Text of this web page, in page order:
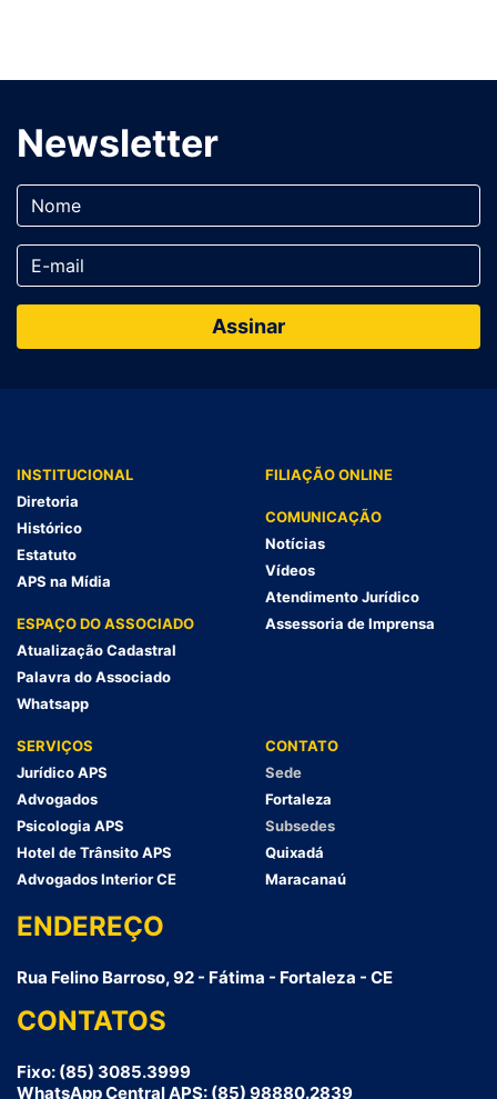
Newsletter
INSTITUCIONAL
Diretoria
Histórico
Estatuto
APS na Mídia
ESPAÇO DO ASSOCIADO
Atualização Cadastral
Palavra do Associado
Whatsapp
FILIAÇÃO ONLINE
COMUNICAÇÃO
Notícias
Vídeos
Atendimento Jurídico
Assessoria de Imprensa
SERVIÇOS
Jurídico APS
Advogados
Psicologia APS
Hotel de Trânsito APS
Advogados Interior CE
CONTATO
Sede
Fortaleza
Subsedes
Quixadá
Maracanaú
ENDEREÇO
Rua Felino Barroso, 92 - Fátima - Fortaleza - CE
CONTATOS
Fixo: (85) 3085.3999
WhatsApp Central APS: (85) 98880.2839